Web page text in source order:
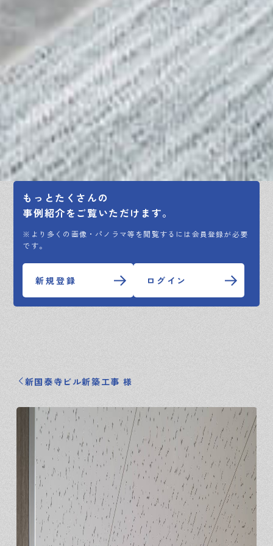
もっとたくさんの
事例紹介をご覧いただけます。
※より多くの画像・パノラマ等を閲覧するには会員登録が必要
です。
新規登録 ログイン
新国泰寺ビル新築工事 様